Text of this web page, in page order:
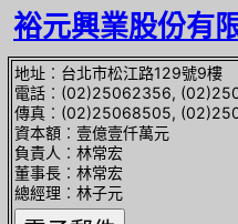
裕元興業股份有
地址︰台北市松江路129號9樓
電話︰(02)25062356,
傳真︰(02)25068505,
資本額︰壹億壹仟萬元
負責人︰林常宏
董事長︰林常宏
總經理︰林子元